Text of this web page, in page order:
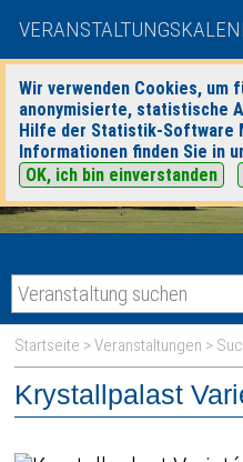
Wir verwenden Cookies, um
anonymisierte, statistische
Hilfe der Statistik-Software
Informationen finden Sie in
OK, ich bin einverstanden
Startseite >Veranstaltungen >
Krystallpalast